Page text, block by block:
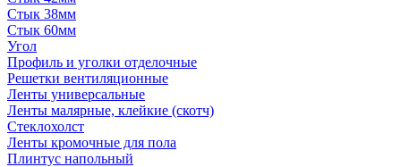
Стык 38мм
Стык 60мм
Угол
Профиль и уголки отделочные
Решетки вентиляционные
Ленты универсальные
Ленты малярные, клейкие (скотч)
Стеклохолст
Ленты кромочные для пола
Плинтус напольный